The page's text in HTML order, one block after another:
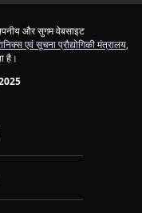
और सुगम वेबसाइट
एवं सूचना प्रौद्योगिकी मंत्रालय,
है।